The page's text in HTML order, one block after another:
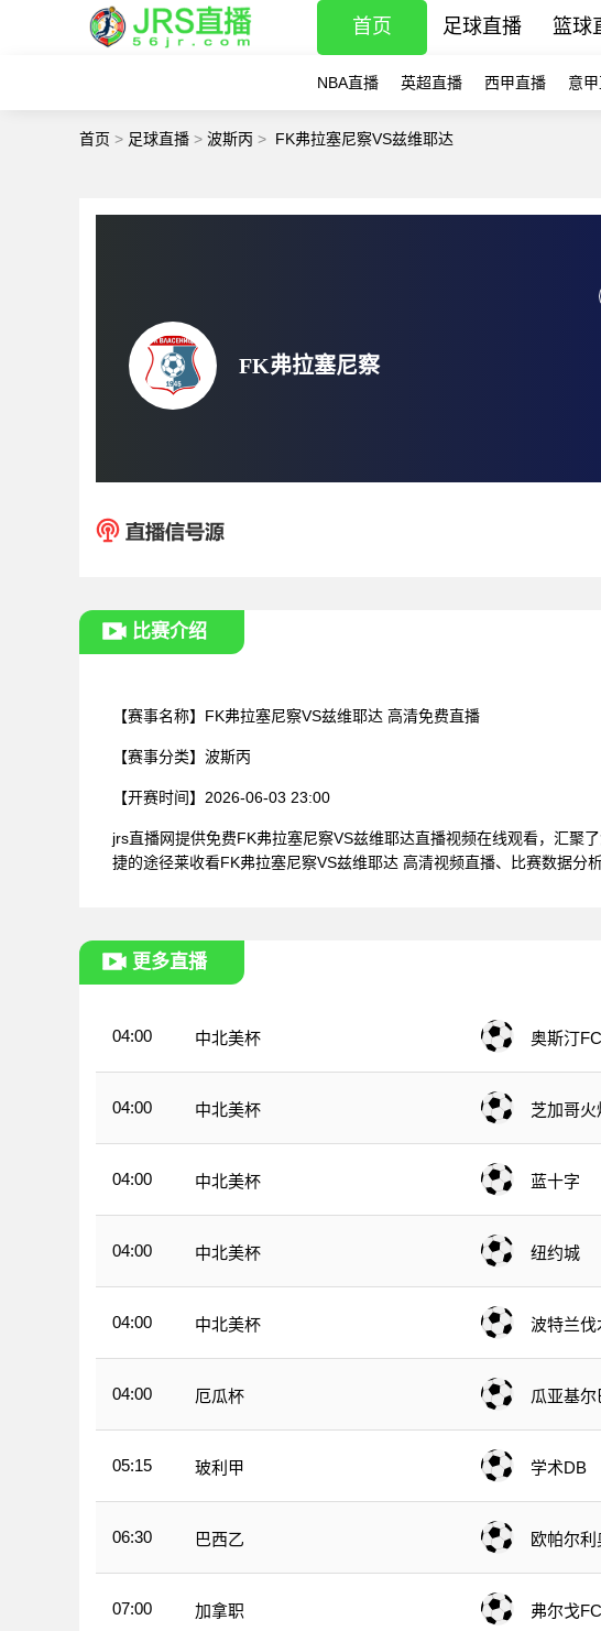
首页 足球直播 篮球
NBA直播 英超直播 西甲直播 意
首页 > 足球直播 > 波斯丙 > FK弗拉塞尼察VS兹维耶达
FK弗拉塞尼察
比赛介绍
【赛事名称】 FK弗拉塞尼察VS兹维耶达 高清免费直播
【赛事分类】 波斯丙
【开赛时间】 2026-06-03 23:00
jrs直播网提供免费FK弗拉塞尼察VS兹维耶达直播视频在线观看，汇聚
捷的途径莱收看FK弗拉塞尼察VS兹维耶达 高清视频直播、比赛数据分析
更多直播
04:00 中北美杯 奥斯汀FC
04:00 中北美杯 芝加哥火
04:00 中北美杯 蓝十字
04:00 中北美杯 纽约城
04:00 中北美杯 波特兰伐
04:00 厄瓜杯
瓜亚基尔
05:15 玻利甲 学术DB
06:30 巴西乙 欧帕尔利
07:00 加拿职 弗尔戈FC